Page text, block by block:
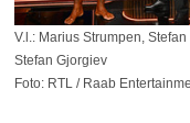
V.l.: Marius Strumpen,
Stefan Gjorgiev
Foto: RTL / Raab